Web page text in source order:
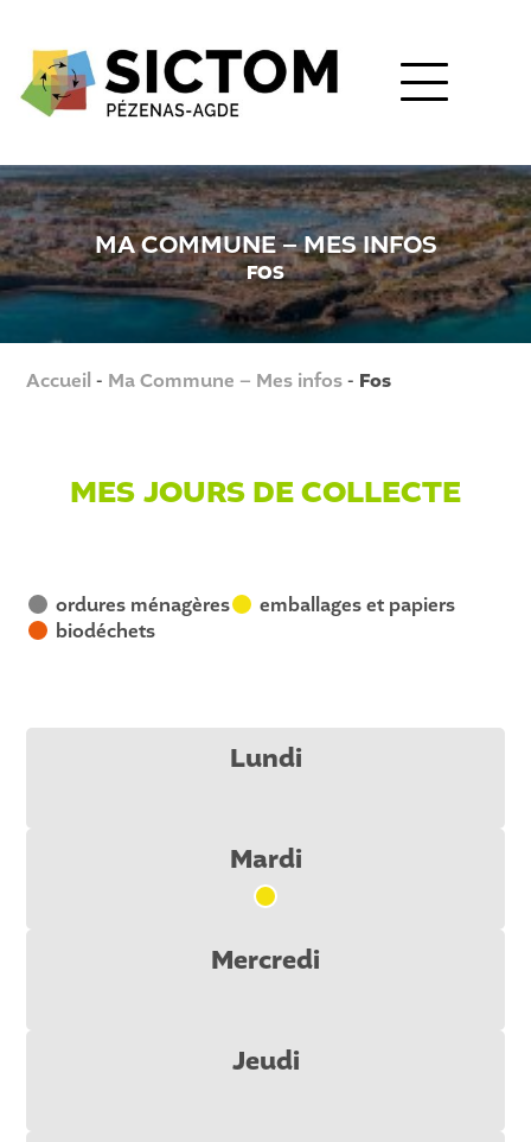
MA COMMUNE – MES INFOS
FOS
Accueil - Ma Commune – Mes infos- Fos
MES JOURS DE COLLECTE
V ordures ménagères emballages et papiers
R biodéchets
Lundi
Mardi
Mercredi
Jeudi